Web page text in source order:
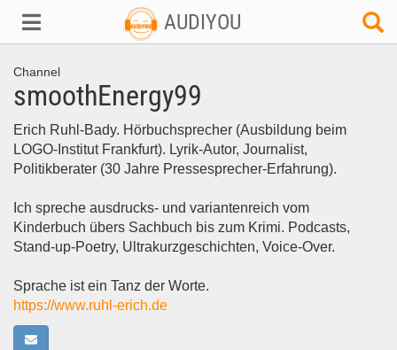
AUDIYOU
Channel
smoothEnergy99
Erich Ruhl-Bady. Hörbuchsprecher (Ausbildung beim
LOGO-Institut Frankfurt). Lyrik-Autor, Journalist,
Politikberater (30 Jahre Pressesprecher-Erfahrung).
Ich spreche ausdrucks- und variantenreich vom
Kinderbuch übers Sachbuch bis zum Krimi. Podcasts,
Stand-up-Poetry, Ultrakurzgeschichten, Voice-Over.
Sprache ist ein Tanz der Worte.
https://www.ruhl-erich.de